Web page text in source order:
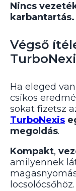
Nincs
karbantartás.
Végső
Ha eleged
csíkos
sokat fizetsz
TurboNexis
megoldás.
Kompakt,
amilyennek
locsolócsőhöz.